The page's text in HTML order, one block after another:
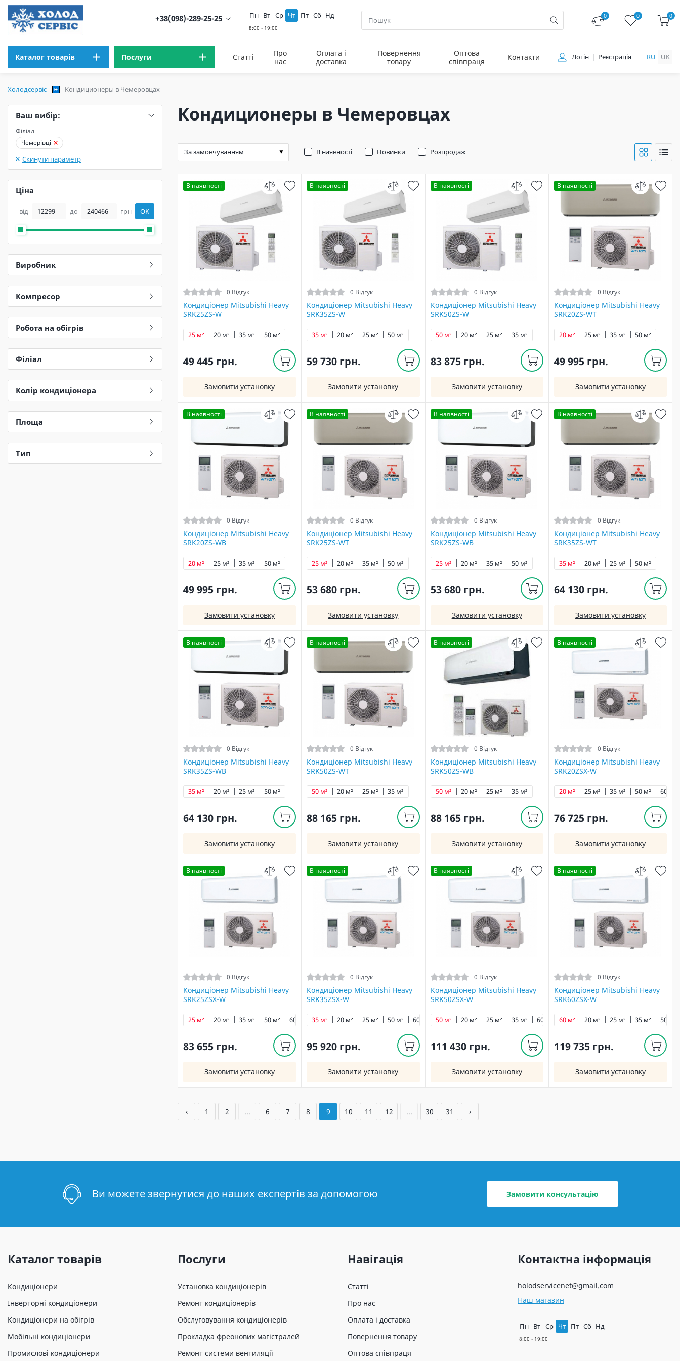
+38(098)-289-25-25 Пн Вт Ср Чт Пт Сб Нд 0 0 0
Каталог товарів Послуги Статті
Про
нас
Оплата і
доставка
Повернення
товару
Оптова
співпраця
Контакти Логін Реєстрація RU UK
Холодсервіс Кондиционеры в Чемеровцах
Ваш вибір:
Філіал
Чемерівці
Скинути параметр
Ціна
від до грн OK
Виробник
Компресор
Робота на обігрів
Філіал
Колір кондиціонера
Площа
Тип
Кондиционеры в Чемеровцах
В наявності Новинки Розпродаж
В наявності
0 Відгук
Кондиціонер Mitsubishi Heavy
SRK25ZS-W
20 м²
25 м² 35 м² 50 м²
49 445 грн.
Замовити установку
В наявності
0 Відгук
Кондиціонер Mitsubishi Heavy
SRK35ZS-W
20 м² 25 м²
35 м² 50 м²
59 730 грн.
Замовити установку
В наявності
0 Відгук
Кондиціонер Mitsubishi Heavy
SRK50ZS-W
20 м² 25 м² 35 м²
50 м²
83 875 грн.
Замовити установку
В наявності
0 Відгук
Кондиціонер Mitsubishi Heavy
SRK20ZS-WT
20 м² 25 м² 35 м² 50 м²
49 995 грн.
Замовити установку
В наявності
0 Відгук
Кондиціонер Mitsubishi Heavy
SRK20ZS-WB
20 м² 25 м² 35 м² 50 м²
49 995 грн.
Замовити установку
В наявності
0 Відгук
Кондиціонер Mitsubishi Heavy
SRK25ZS-WT
20 м²
25 м² 35 м² 50 м²
53 680 грн.
Замовити установку
В наявності
0 Відгук
Кондиціонер Mitsubishi Heavy
SRK25ZS-WB
20 м²
25 м² 35 м² 50 м²
53 680 грн.
Замовити установку
В наявності
0 Відгук
Кондиціонер Mitsubishi Heavy
SRK35ZS-WT
20 м² 25 м²
35 м² 50 м²
64 130 грн.
Замовити установку
В наявності
0 Відгук
Кондиціонер Mitsubishi Heavy
SRK35ZS-WB
20 м² 25 м²
35 м² 50 м²
64 130 грн.
Замовити установку
В наявності
0 Відгук
Кондиціонер Mitsubishi Heavy
SRK50ZS-WT
20 м² 25 м² 35 м²
50 м²
88 165 грн.
Замовити установку
В наявності
0 Відгук
Кондиціонер Mitsubishi Heavy
SRK50ZS-WB
20 м² 25 м² 35 м²
50 м²
88 165 грн.
Замовити установку
В наявності
0 Відгук
Кондиціонер Mitsubishi Heavy
SRK20ZSX-W
20 м² 25 м² 35 м² 50 м² 60 м²
76 725 грн.
Замовити установку
В наявності
0 Відгук
Кондиціонер Mitsubishi Heavy
SRK25ZSX-W
20 м²
25 м² 35 м² 50 м² 60 м²
83 655 грн.
Замовити установку
В наявності
0 Відгук
Кондиціонер Mitsubishi Heavy
SRK35ZSX-W
20 м² 25 м²
35 м² 50 м² 60 м²
95 920 грн.
Замовити установку
В наявності
0 Відгук
Кондиціонер Mitsubishi Heavy
SRK50ZSX-W
20 м² 25 м² 35 м²
50 м² 60 м²
111 430 грн.
Замовити установку
В наявності
0 Відгук
Кондиціонер Mitsubishi Heavy
SRK60ZSX-W
20 м² 25 м² 35 м² 50 м²
60 м²
119 735 грн.
Замовити установку
‹ 1 2 ... 6 7 8 9 10 11 12 ... 30 31 ›
Ви можете звернутися до наших експертів за допомогою Замовити консультацію
Каталог товарів
Кондиціонери
Інверторні кондиціонери
Кондиціонери на обігрів
Мобільні кондиціонери
Промислові кондиціонери
Послуги
Установка кондиціонерів
Ремонт кондиціонерів
Обслуговування кондиціонерів
Прокладка фреонових магістралей
Ремонт системи вентиляції
Навігація
Статті
Про нас
Оплата і доставка
Повернення товару
Оптова співпраця
Контактна інформація
holodservicenet@gmail.com
Наш магазин
Пн Вт Ср Чт Пт Сб Нд